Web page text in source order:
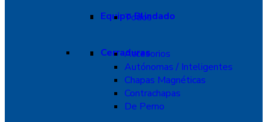
Equipo Blindado
Todos
Cerraduras
Accesorios
Autónomas / Inteligentes
Chapas Magnéticas
Contrachapas
De Perno